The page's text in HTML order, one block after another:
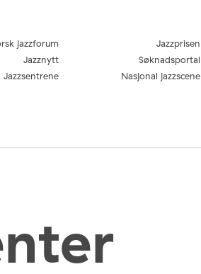
jazzforum
Jazzprisen
Jazznytt
Søknadsportal
Jazzsentrene
Nasjonal jazzscene